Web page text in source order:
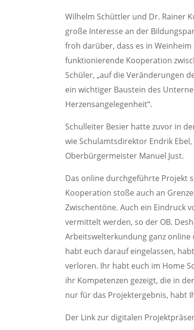
Wilhelm Schüttler und Dr. Rainer
große Interesse an der
froh darüber, dass es in
funktionierende Kooperation
Schüler, „auf die Veränderungen
ein wichtiger Baustein des
Herzensangelegenheit“.
Schulleiter Besier hatte zuvor in
wie Schulamtsdirektor Endrik
Oberbürgermeister Manuel Just.
Das online durchgeführte Projekt
Kooperation stoße auch an
Zwischentöne. Auch ein Eindruck
vermittelt werden, so der OB.
Arbeitswelterkundung ganz online
habt euch darauf eingelassen,
verloren. Ihr habt euch im Home
ihr Kompetenzen gezeigt, die in
nur für das Projektergebnis, habt
Der Link zur digitalen